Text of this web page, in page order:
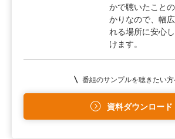
かで聴いたこと
かりなので、幅
れる場所に安心
けます。
番組のサンプルを聴きたい
資料ダウンロード